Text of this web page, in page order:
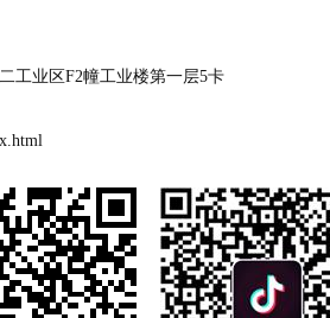
工业区F2幢工业楼第一层5卡